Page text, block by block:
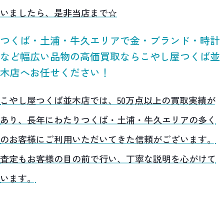
いましたら、是非当店まで☆
つくば・土浦・牛久エリアで金・ブランド・時計
など幅広い品物の高価買取ならこやし屋つくば並
木店へお任せください！
こやし屋つくば並木店では、50万点以上の買取実績が
あり、長年にわたりつくば・土浦・牛久エリアの多く
のお客様にご利用いただいてきた信頼がございます。
査定もお客様の目の前で行い、丁寧な説明を心がけて
います。